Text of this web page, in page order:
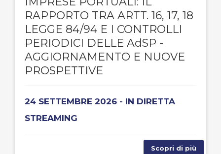
RAPPORTO TRA ARTT. 16, 17, 18
LEGGE 84/94 E I CONTROLLI
PERIODICI DELLE AdSP -
AGGIORNAMENTO E NUOVE
PROSPETTIVE
24 SETTEMBRE 2026 - IN DIRETTA
STREAMING
Scopri di più